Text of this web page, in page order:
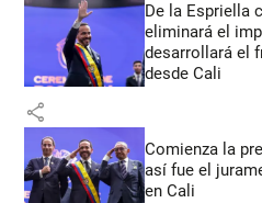
De la Espriella
eliminará el
desarrollará el
desde Cali
share
Comienza la
así fue el
en Cali